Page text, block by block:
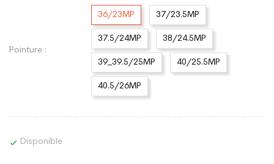
Pointure :
36/23MP 37/23.5MP
37.5/24MP 38/24.5MP
39_39.5/25MP 40/25.5MP
40.5/26MP
 Disponible